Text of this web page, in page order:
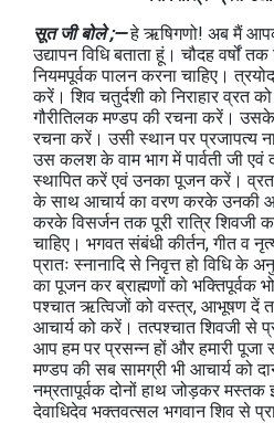
सूत जी बोले ;—हे ऋषिगणो! अब मैं
उद्यापन विधि बताता हूं। चौदह वर्षों
नियमपूर्वक पालन करना चाहिए।
करें। शिव चतुर्दशी को निराहार व्रत
गौरीतिलक मण्डप की रचना करें।
रचना करें। उसी स्थान पर प्रजापत्य
उस कलश के वाम भाग में पार्वती जी एवं
स्थापित करें एवं उनका पूजन करें।
के साथ आचार्य का वरण करके उनकी
करके विसर्जन तक पूरी रात्रि शिवजी
चाहिए। भगवत संबंधी कीर्तन, गीत व
प्रातः स्नानादि से निवृत्त हो विधि के
का पूजन कर ब्राह्मणों को भक्तिपूर्वक
पश्चात ऋत्विजों को वस्त्र, आभूषण दें
आचार्य को करें। तत्पश्चात शिवजी से
आप हम पर प्रसन्न हों और हमारी
मण्डप की सब सामग्री भी आचार्य को
नम्रतापूर्वक दोनों हाथ जोड़कर
देवाधिदेव भक्तवत्सल भगवान शिव से